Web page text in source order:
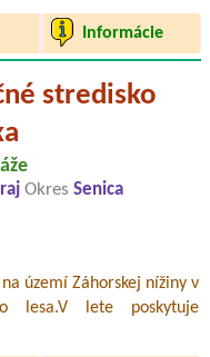
Informácie
stredisko
Okres Senica
území Záhorskej nížiny v
lesa.V lete poskytuje